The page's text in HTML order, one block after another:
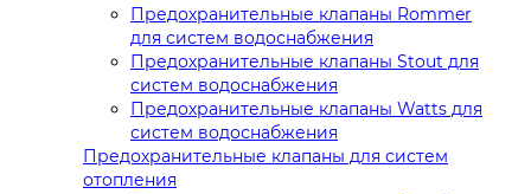
Предохранительные клапаны Rommer
для систем водоснабжения
Предохранительные клапаны Stout для
систем водоснабжения
Предохранительные клапаны Watts для
систем водоснабжения
Предохранительные клапаны для систем
отопления